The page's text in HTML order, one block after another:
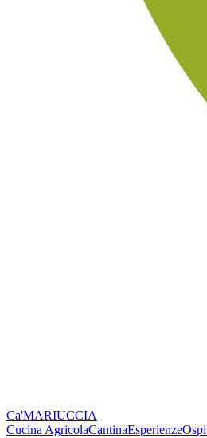
Ca'MARIUCCIA
Cucina AgricolaCantinaEsperienze